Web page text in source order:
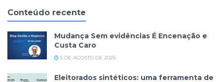
Conteúdo recente
Mudança Sem evidências É Encenação e
Custa Caro
5 DE AGOSTO DE 2026
Eleitorados sintéticos: uma ferramenta de